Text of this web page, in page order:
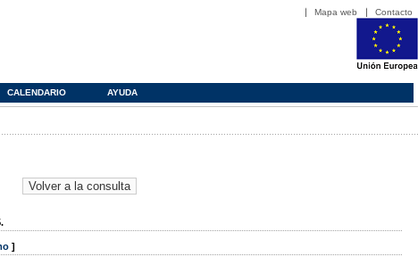
Mapa web Contacto
CALENDARIO AYUDA
]